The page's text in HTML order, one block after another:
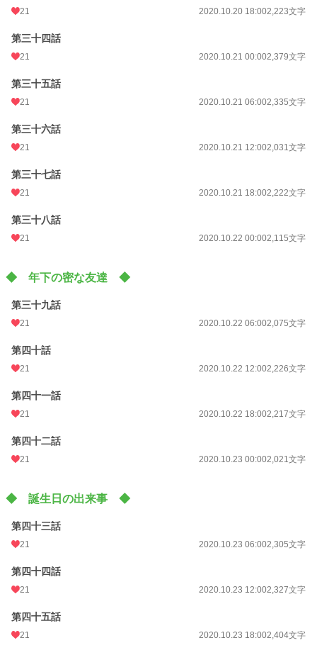
21 2020.10.20 18:002,223文字
第三十四話
21 2020.10.21 00:002,379文字
第三十五話
21 2020.10.21 06:002,335文字
第三十六話
21 2020.10.21 12:002,031文字
第三十七話
21 2020.10.21 18:002,222文字
第三十八話
21 2020.10.22 00:002,115文字
◆ 年下の密な友達 ◆
第三十九話
21 2020.10.22 06:002,075文字
第四十話
21 2020.10.22 12:002,226文字
第四十一話
21 2020.10.22 18:002,217文字
第四十二話
21 2020.10.23 00:002,021文字
◆ 誕生日の出来事 ◆
第四十三話
21 2020.10.23 06:002,305文字
第四十四話
21 2020.10.23 12:002,327文字
第四十五話
21 2020.10.23 18:002,404文字